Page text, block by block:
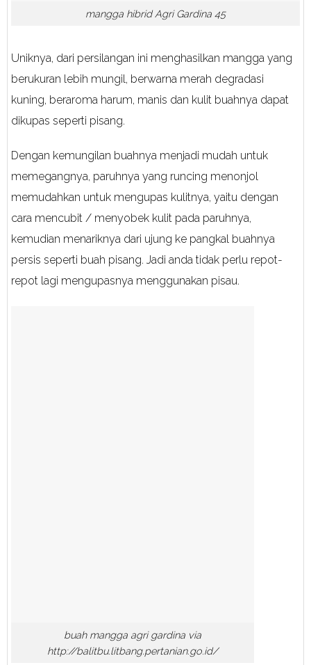
mangga hibrid Agri Gardina 45
Uniknya, dari persilangan ini menghasilkan mangga yang
berukuran lebih mungil, berwarna merah degradasi
kuning, beraroma harum, manis dan kulit buahnya dapat
dikupas seperti pisang.
Dengan kemungilan buahnya menjadi mudah untuk
memegangnya, paruhnya yang runcing menonjol
memudahkan untuk mengupas kulitnya, yaitu dengan
cara mencubit / menyobek kulit pada paruhnya,
kemudian menariknya dari ujung ke pangkal buahnya
persis seperti buah pisang. Jadi anda tidak perlu repot-
repot lagi mengupasnya menggunakan pisau.
buah mangga agri gardina via
http://balitbu.litbang.pertanian.go.id/